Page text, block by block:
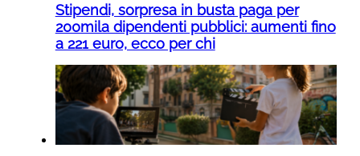
Stipendi, sorpresa in busta paga per
200mila dipendenti pubblici: aumenti fino
a 221 euro, ecco per chi